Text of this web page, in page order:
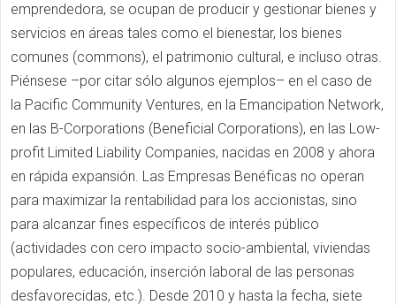
emprendedora, se ocupan de producir y gestionar bienes y
servicios en áreas tales como el bienestar, los bienes
comunes (commons), el patrimonio cultural, e incluso otras.
Piénsese –por citar sólo algunos ejemplos– en el caso de
la Pacific Community Ventures, en la Emancipation Network,
en las B-Corporations (Beneficial Corporations), en las Low-
profit Limited Liability Companies, nacidas en 2008 y ahora
en rápida expansión. Las Empresas Benéficas no operan
para maximizar la rentabilidad para los accionistas, sino
para alcanzar fines específicos de interés público
(actividades con cero impacto socio-ambiental, viviendas
populares, educación, inserción laboral de las personas
desfavorecidas, etc.). Desde 2010 y hasta la fecha, siete